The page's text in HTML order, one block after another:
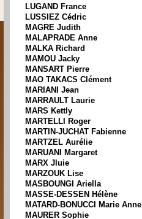
LUGAND France
LUSSIEZ Cédric
MAGRE Judith
MALAPRADE Anne
MALKA Richard
MAMOU Jacky
MANSART Pierre
MAO TAKACS Clément
MARIANI Jean
MARRAULT Laurie
MARS Kettly
MARTELLI Roger
MARTIN-JUCHAT Fabienne
MARTZEL Aurélie
MARUANI Margaret
MARX Jluie
MARZOUK Lise
MASBOUNGI Ariella
MASSE-DESSEN Hélène
MATARD-BONUCCI Marie Anne
MAURER Sophie